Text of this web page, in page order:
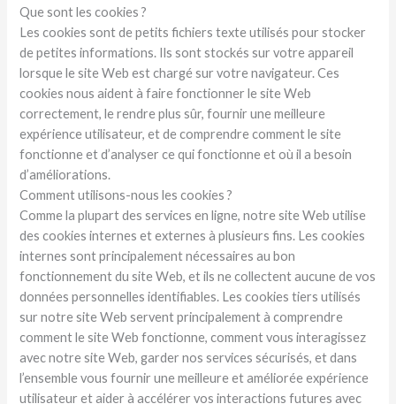
Que sont les cookies ?
Les cookies sont de petits fichiers texte utilisés pour stocker
de petites informations. Ils sont stockés sur votre appareil
lorsque le site Web est chargé sur votre navigateur. Ces
cookies nous aident à faire fonctionner le site Web
correctement, le rendre plus sûr, fournir une meilleure
expérience utilisateur, et de comprendre comment le site
fonctionne et d’analyser ce qui fonctionne et où il a besoin
d’améliorations.
Comment utilisons-nous les cookies ?
Comme la plupart des services en ligne, notre site Web utilise
des cookies internes et externes à plusieurs fins. Les cookies
internes sont principalement nécessaires au bon
fonctionnement du site Web, et ils ne collectent aucune de vos
données personnelles identifiables. Les cookies tiers utilisés
sur notre site Web servent principalement à comprendre
comment le site Web fonctionne, comment vous interagissez
avec notre site Web, garder nos services sécurisés, et dans
l’ensemble vous fournir une meilleure et améliorée expérience
utilisateur et aider à accélérer vos interactions futures avec